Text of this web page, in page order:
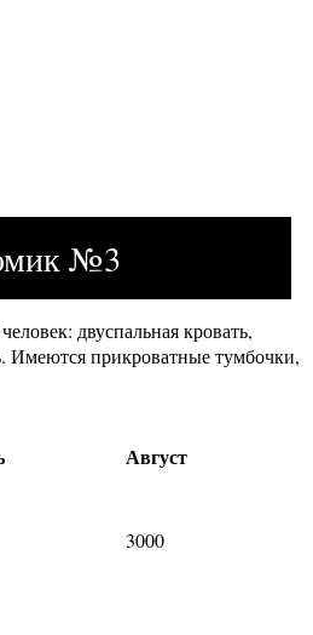
№3
двуспальная кровать,
Имеются прикроватные тумбочки,
Август
3000